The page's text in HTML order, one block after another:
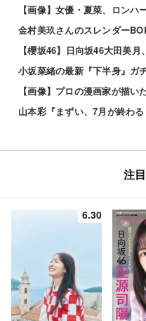
【画像】女優・夏菜、ロン
【櫻坂46】日向坂46大田美
小坂菜緒の最新『下半身』ガ
【画像】プロの漫画家が描
山本彩『まずい、7月が終わる
注
6.30